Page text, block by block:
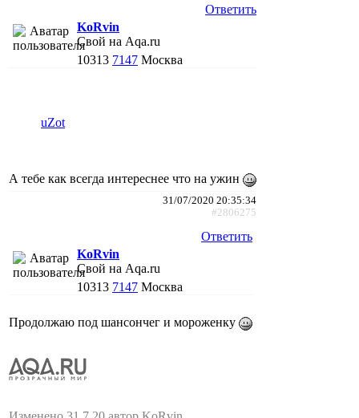
Ответить
KoRvin
Свой на Aqa.ru
10313 7147 Москва
uZot
А тебе как всегда интереснее что на ужин
31/07/2020 20:35:34
#2806275
Ответить
KoRvin
Свой на Aqa.ru
10313 7147 Москва
Продолжаю под шансончег и мороженку